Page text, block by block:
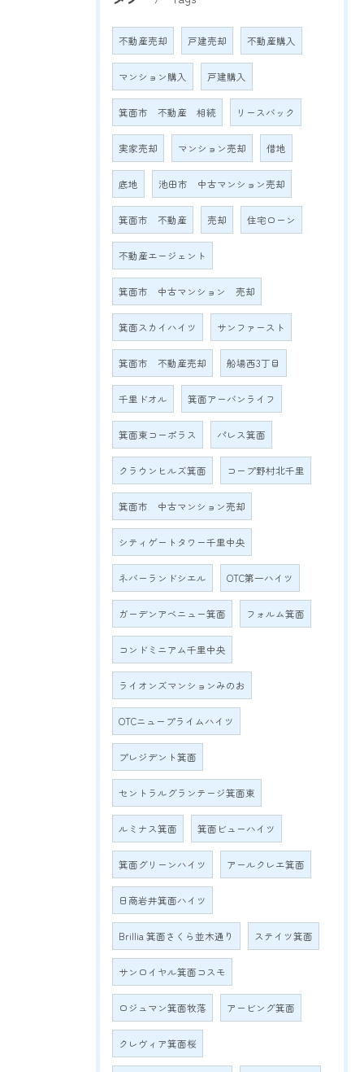
不動産売却 戸建売却 不動産購入
マンション購入 戸建購入
箕面市 不動産 相続 リースバック
実家売却 マンション売却 借地
底地 池田市 中古マンション売却
箕面市 不動産 売却 住宅ローン
不動産エージェント
箕面市 中古マンション 売却
箕面スカイハイツ サンファースト
箕面市 不動産売却 船場西3丁目
千里ドオル 箕面アーバンライフ
箕面東コーポラス パレス箕面
クラウンヒルズ箕面 コープ野村北千里
箕面市 中古マンション売却
シティゲートタワー千里中央
ネバーランドシエル OTC第一ハイツ
ガーデンアベニュー箕面 フォルム箕面
コンドミニアム千里中央
ライオンズマンションみのお
OTCニュープライムハイツ
プレジデント箕面
セントラルグランテージ箕面東
ルミナス箕面 箕面ビューハイツ
箕面グリーンハイツ アールクレエ箕面
日商岩井箕面ハイツ
Brillia 箕面さくら並木通り ステイツ箕面
サンロイヤル箕面コスモ
ロジュマン箕面牧落 アービング箕面
クレヴィア箕面桜